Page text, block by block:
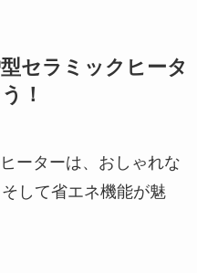
セラミックヒータ
！
ーターは、おしゃれな
して省エネ機能が魅